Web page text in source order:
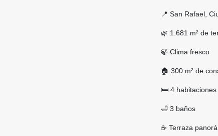
📍 San Rafael,
🌿 1.681 m² de
🍃 Clima fresco
🏠 300 m² de
🛏️ 4 habitaciones
🛁 3 baños
☕ Terraza